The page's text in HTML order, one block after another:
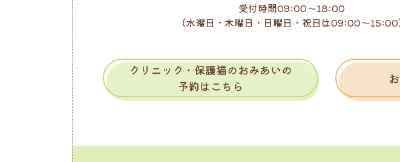
受付時間09:00～18:00
（水曜日・木曜日・日曜日・祝日は09:00～15:00
クリニック・保護猫のおみあいの
予約はこちら